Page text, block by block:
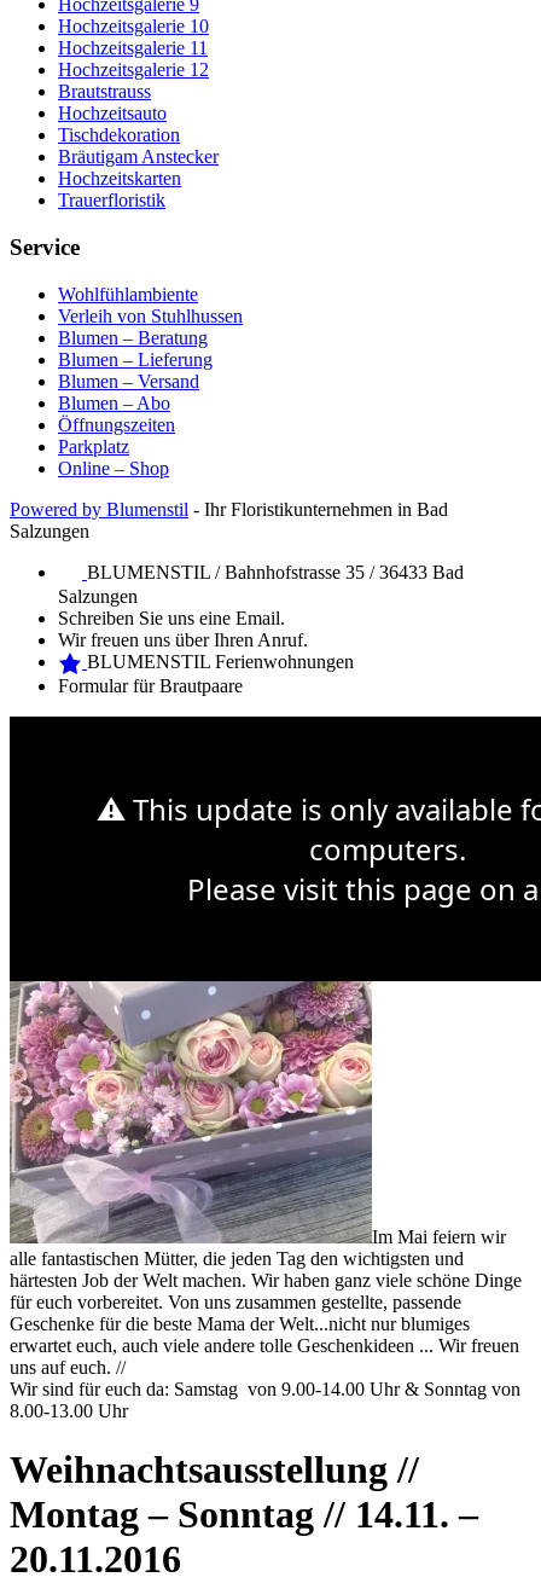
Hochzeitsgalerie 9
Hochzeitsgalerie 10
Hochzeitsgalerie 11
Hochzeitsgalerie 12
Brautstrauss
Hochzeitsauto
Tischdekoration
Bräutigam Anstecker
Hochzeitskarten
Trauerfloristik
Service
Wohlfühlambiente
Verleih von Stuhlhussen
Blumen – Beratung
Blumen – Lieferung
Blumen – Versand
Blumen – Abo
Öffnungszeiten
Parkplatz
Online – Shop
Powered by Blumenstil - Ihr Floristikunternehmen in Bad
Salzungen
BLUMENSTIL / Bahnhofstrasse 35 / 36433 Bad
Salzungen
Schreiben Sie uns eine Email.
Wir freuen uns über Ihren Anruf.
BLUMENSTIL Ferienwohnungen
Formular für Brautpaare
⚠ This update is only available
computers.
Please visit this page on a
Sonntag 14. Mai ist Muttertag
Im Mai feiern wir
alle fantastischen Mütter, die jeden Tag den wichtigsten und
härtesten Job der Welt machen. Wir haben ganz viele schöne Dinge
für euch vorbereitet. Von uns zusammen gestellte, passende
Geschenke für die beste Mama der Welt...nicht nur blumiges
erwartet euch, auch viele andere tolle Geschenkideen ... Wir freuen
uns auf euch. //
Wir sind für euch da: Samstag von 9.00-14.00 Uhr & Sonntag von
8.00-13.00 Uhr
Weihnachtsausstellung //
Montag – Sonntag // 14.11. –
20.11.2016